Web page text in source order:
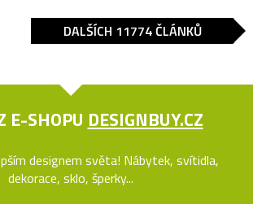
DALŠÍCH 11774 ČLÁNKŮ
E-SHOPU DESIGNBUY.CZ
designem světa! Nábytek, svítidla,
dekorace, sklo, šperky...